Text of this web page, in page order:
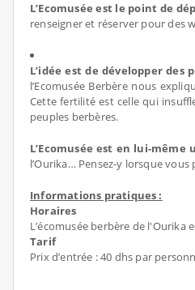
L’Ecomusée est le point de
renseigner et réserver pour des
L’idée est de développer
l’Ecomusée Berbère nous
Cette fertilité est celle qui
peuples berbères.
L’Ecomusée est en lui-
l’Ourika… Pensez-y lorsque
Informations pratiques :
Horaires
L’écomusée berbère de l'Ourika
Tarif
Prix d’entrée : 40 dhs par